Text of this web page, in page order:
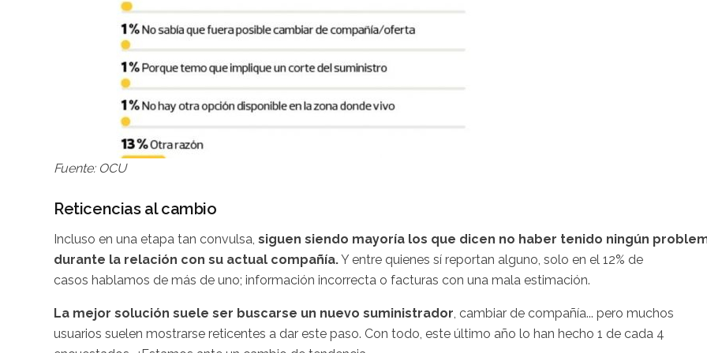
Fuente: OCU
Reticencias al cambio
Incluso en una etapa tan convulsa, siguen siendo mayoría los que dicen no haber tenido ningún
durante la relación con su actual compañía.Y entre quienes sí reportan alguno, solo en el 12% de
casos hablamos de más de uno; información incorrecta o facturas con una mala estimación.
La mejor solución suele ser buscarse un nuevo suministrador , cambiar de compañía... pero muchos
usuarios suelen mostrarse reticentes a dar este paso. Con todo, este último año lo han hecho 1 de cada 4